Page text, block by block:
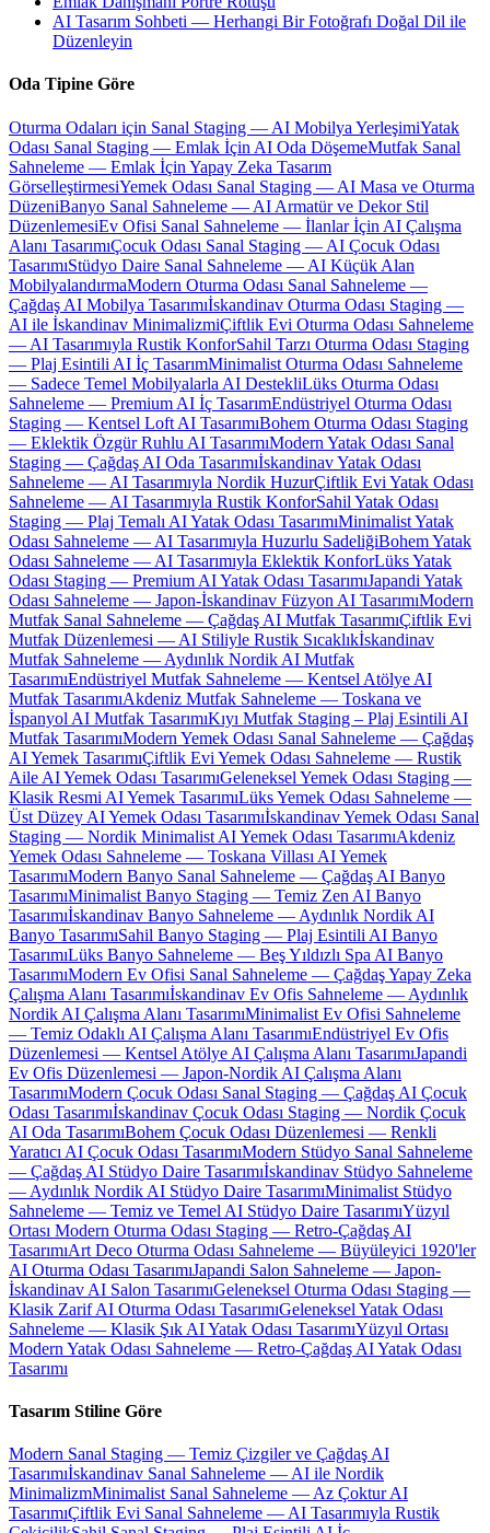
AI Tasarım Sohbeti — Herhangi Bir Fotoğrafı Doğal Dil ile
Düzenleyin
Oda Tipine Göre
Oturma Odaları için Sanal Staging — AI Mobilya YerleşimiYatak
Odası Sanal Staging — Emlak İçin AI Oda DöşemeMutfak Sanal
Sahneleme — Emlak İçin Yapay Zeka Tasarım
GörselleştirmesiYemek Odası Sanal Staging — AI Masa ve Oturma
DüzeniBanyo Sanal Sahneleme — AI Armatür ve Dekor Stil
DüzenlemesiEv Ofisi Sanal Sahneleme — İlanlar İçin AI Çalışma
Alanı TasarımıÇocuk Odası Sanal Staging — AI Çocuk Odası
TasarımıStüdyo Daire Sanal Sahneleme — AI Küçük Alan
MobilyalandırmaModern Oturma Odası Sanal Sahneleme —
Çağdaş AI Mobilya Tasarımıİskandinav Oturma Odası Staging —
AI ile İskandinav MinimalizmiÇiftlik Evi Oturma Odası Sahneleme
— AI Tasarımıyla Rustik KonforSahil Tarzı Oturma Odası Staging
— Plaj Esintili AI İç TasarımMinimalist Oturma Odası Sahneleme
— Sadece Temel Mobilyalarla AI DestekliLüks Oturma Odası
Sahneleme — Premium AI İç TasarımEndüstriyel Oturma Odası
Staging — Kentsel Loft AI TasarımıBohem Oturma Odası Staging
— Eklektik Özgür Ruhlu AI TasarımıModern Yatak Odası Sanal
Staging — Çağdaş AI Oda Tasarımıİskandinav Yatak Odası
Sahneleme — AI Tasarımıyla Nordik HuzurÇiftlik Evi Yatak Odası
Sahneleme — AI Tasarımıyla Rustik KonforSahil Yatak Odası
Staging — Plaj Temalı AI Yatak Odası TasarımıMinimalist Yatak
Odası Sahneleme — AI Tasarımıyla Huzurlu SadeliğiBohem Yatak
Odası Sahneleme — AI Tasarımıyla Eklektik KonforLüks Yatak
Odası Staging — Premium AI Yatak Odası TasarımıJapandi Yatak
Odası Sahneleme — Japon-İskandinav Füzyon AI TasarımıModern
Mutfak Sanal Sahneleme — Çağdaş AI Mutfak TasarımıÇiftlik Evi
Mutfak Düzenlemesi — AI Stiliyle Rustik Sıcaklıkİskandinav
Mutfak Sahneleme — Aydınlık Nordik AI Mutfak
TasarımıEndüstriyel Mutfak Sahneleme — Kentsel Atölye AI
Mutfak TasarımıAkdeniz Mutfak Sahneleme — Toskana ve
İspanyol AI Mutfak TasarımıKıyı Mutfak Staging – Plaj Esintili AI
Mutfak TasarımıModern Yemek Odası Sanal Sahneleme — Çağdaş
AI Yemek TasarımıÇiftlik Evi Yemek Odası Sahneleme — Rustik
Aile AI Yemek Odası TasarımıGeleneksel Yemek Odası Staging —
Klasik Resmi AI Yemek TasarımıLüks Yemek Odası Sahneleme —
Üst Düzey AI Yemek Odası Tasarımıİskandinav Yemek Odası Sanal
Staging — Nordik Minimalist AI Yemek Odası TasarımıAkdeniz
Yemek Odası Sahneleme — Toskana Villası AI Yemek
TasarımıModern Banyo Sanal Sahneleme — Çağdaş AI Banyo
TasarımıMinimalist Banyo Staging — Temiz Zen AI Banyo
Tasarımıİskandinav Banyo Sahneleme — Aydınlık Nordik AI
Banyo TasarımıSahil Banyo Staging — Plaj Esintili AI Banyo
TasarımıLüks Banyo Sahneleme — Beş Yıldızlı Spa AI Banyo
TasarımıModern Ev Ofisi Sanal Sahneleme — Çağdaş Yapay Zeka
Çalışma Alanı Tasarımıİskandinav Ev Ofis Sahneleme — Aydınlık
Nordik AI Çalışma Alanı TasarımıMinimalist Ev Ofisi Sahneleme
— Temiz Odaklı AI Çalışma Alanı TasarımıEndüstriyel Ev Ofis
Düzenlemesi — Kentsel Atölye AI Çalışma Alanı TasarımıJapandi
Ev Ofis Düzenlemesi — Japon-Nordik AI Çalışma Alanı
TasarımıModern Çocuk Odası Sanal Staging — Çağdaş AI Çocuk
Odası Tasarımıİskandinav Çocuk Odası Staging — Nordik Çocuk
AI Oda TasarımıBohem Çocuk Odası Düzenlemesi — Renkli
Yaratıcı AI Çocuk Odası TasarımıModern Stüdyo Sanal Sahneleme
— Çağdaş AI Stüdyo Daire Tasarımıİskandinav Stüdyo Sahneleme
— Aydınlık Nordik AI Stüdyo Daire TasarımıMinimalist Stüdyo
Sahneleme — Temiz ve Temel AI Stüdyo Daire TasarımıYüzyıl
Ortası Modern Oturma Odası Staging — Retro-Çağdaş AI
TasarımıArt Deco Oturma Odası Sahneleme — Büyüleyici 1920'ler
AI Oturma Odası TasarımıJapandi Salon Sahneleme — Japon-
İskandinav AI Salon TasarımıGeleneksel Oturma Odası Staging —
Klasik Zarif AI Oturma Odası TasarımıGeleneksel Yatak Odası
Sahneleme — Klasik Şık AI Yatak Odası TasarımıYüzyıl Ortası
Modern Yatak Odası Sahneleme — Retro-Çağdaş AI Yatak Odası
Tasarımı
Tasarım Stiline Göre
Modern Sanal Staging — Temiz Çizgiler ve Çağdaş AI
Tasarımıİskandinav Sanal Sahneleme — AI ile Nordik
MinimalizmMinimalist Sanal Sahneleme — Az Çoktur AI
TasarımıÇiftlik Evi Sanal Sahneleme — AI Tasarımıyla Rustik